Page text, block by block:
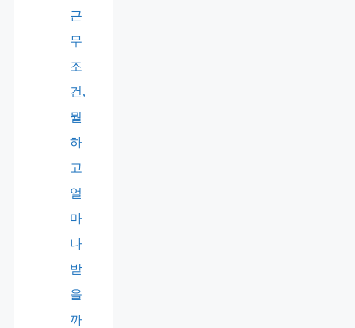
근
무
조
건,
뭘
하
고
얼
마
나
받
을
까